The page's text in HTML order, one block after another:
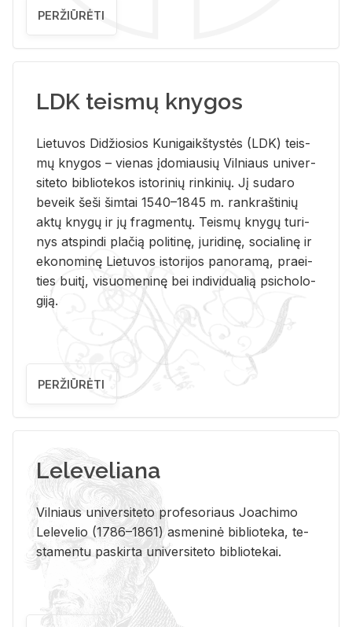
PERŽIŪRĖTI
LDK teismų knygos
Lie­tu­vos Di­džio­sios Ku­ni­gaikš­tys­tės (LDK) teis­
mų kny­gos – vie­nas įdo­miau­sių Vil­niaus uni­ver­
si­te­to bi­b­lio­te­kos is­to­ri­nių rin­ki­nių. Jį su­da­ro
be­veik šeši šim­tai 1540–1845 m. rank­raš­ti­nių
aktų kny­gų ir jų frag­men­tų. Teis­mų kny­gų tu­ri­
nys at­spin­di pla­čią po­li­ti­nę, ju­ri­di­nę, so­cia­li­nę ir
eko­no­mi­nę Lie­tu­vos is­to­ri­jos pa­no­ra­mą, pra­ei­
ties bui­tį, vi­suo­me­ni­nę bei in­di­vi­dua­lią psi­cho­lo­
gi­ją.
PERŽIŪRĖTI
Leleveliana
Vil­niaus uni­ver­si­te­to pro­fe­so­riaus Jo­a­chi­mo
Le­le­ve­lio (1786–1861) as­me­ni­nė bi­b­lio­te­ka, te­
sta­men­tu pa­skir­ta uni­ver­si­te­to bi­b­lio­te­kai.